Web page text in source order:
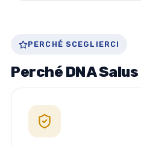
PERCHÉ SCEGLIERCI
Perché DNA Salus